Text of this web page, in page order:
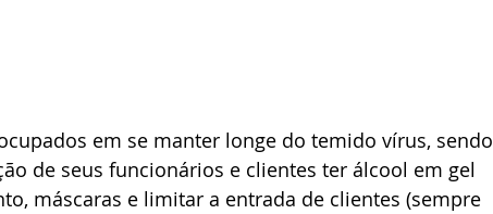
em se manter longe do temido vírus, sendo
de seus funcionários e clientes ter álcool em gel
máscaras e limitar a entrada de clientes (sempre